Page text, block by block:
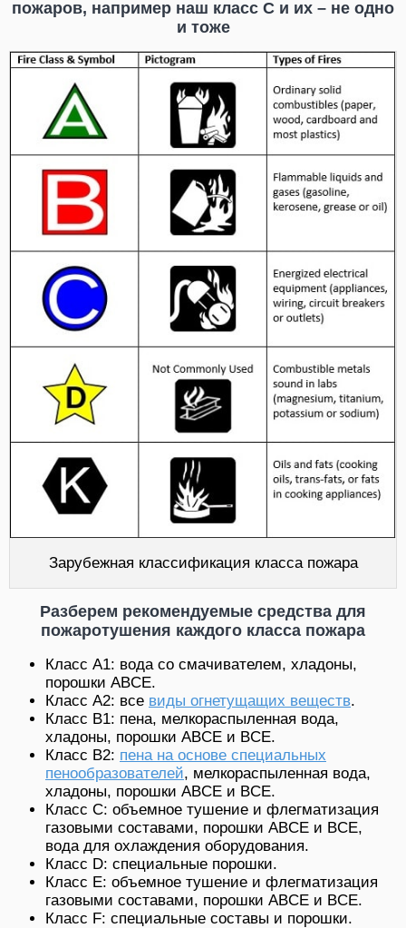
пожаров, например наш класс С и их – не одно
и тоже
Зарубежная классификация класса пожара
Разберем рекомендуемые средства для
пожаротушения каждого класса пожара
Класс A1: вода со смачивателем, хладоны,
порошки ABCE.
Класс A2: все виды огнетущащих веществ.
Класс B1: пена, мелкораспыленная вода,
хладоны, порошки ABCE и BCE.
Класс B2: пена на основе специальных
пенообразователей, мелкораспыленная вода,
хладоны, порошки ABCE и BCE.
Класс C: объемное тушение и флегматизация
газовыми составами, порошки ABCE и BCE,
вода для охлаждения оборудования.
Класс D: специальные порошки.
Класс E: объемное тушение и флегматизация
газовыми составами, порошки ABCE и BCE.
Класс F: специальные составы и порошки.